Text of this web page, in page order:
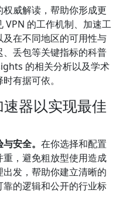
威解读，帮助你形成更
VPN 的工作机制、加速工
在不同地区的可用性与
丢包等关键指标的科普
的相关分析以及学术
有据可依。
器以实现最佳
安全。 在你选择和配置
，避免粗放型使用造成
发，帮助你建立清晰的
的逻辑和公开的行业标